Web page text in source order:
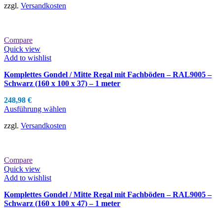
zzgl. Versandkosten
Compare
Quick view
Add to wishlist
Komplettes Gondel / Mitte Regal mit Fachböden – RAL9005 –
Schwarz (160 x 100 x 37) – 1 meter
248,98 €
Ausführung wählen
zzgl. Versandkosten
Compare
Quick view
Add to wishlist
Komplettes Gondel / Mitte Regal mit Fachböden – RAL9005 –
Schwarz (160 x 100 x 47) – 1 meter